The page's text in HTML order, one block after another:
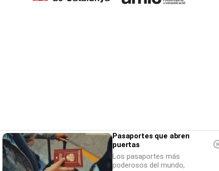
Pasaportes que abren
puertas
Los pasaportes más
poderosos del mundo,